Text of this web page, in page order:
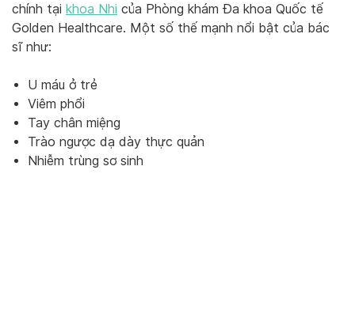
chính tại khoa Nhi của Phòng khám Đa khoa Quốc tế
Golden Healthcare. Một số thế mạnh nổi bật của bác
sĩ như:
U máu ở trẻ
Viêm phổi
Tay chân miệng
Trào ngược dạ dày thực quản
Nhiễm trùng sơ sinh